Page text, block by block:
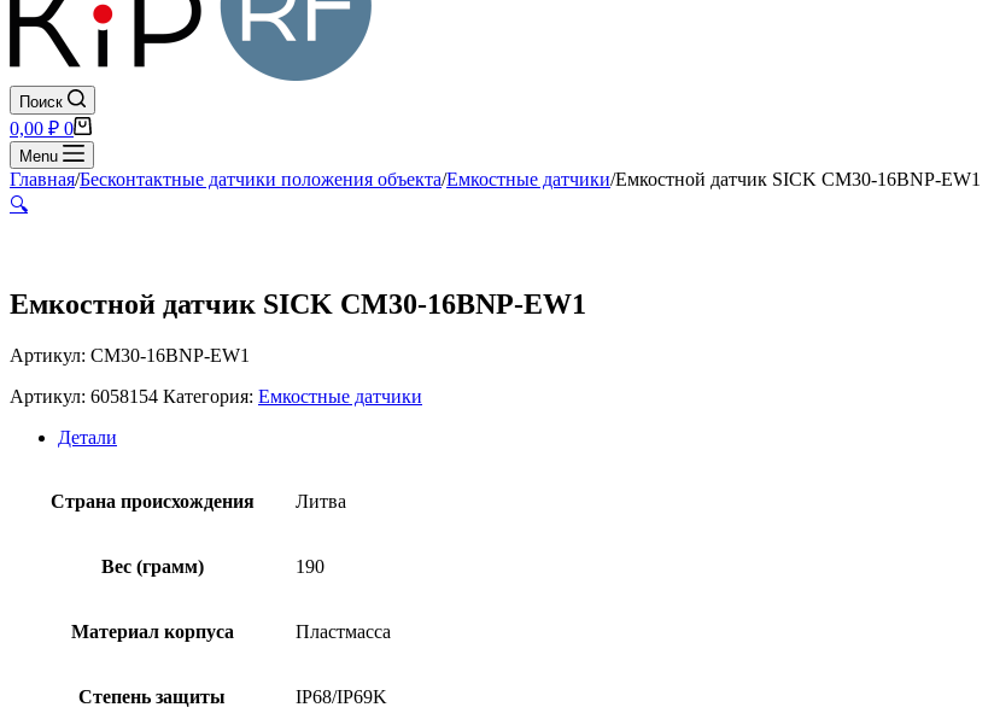
Поиск
Корзина
0,00 ₽ 0
Menu
Главная/Бесконтактные датчики положения объекта/Емкостные датчики/Емкостной датчик SICK CM30-16BNP-EW1
🔍
Емкостной датчик SICK CM30-16BNP-EW1
Артикул: CM30-16BNP-EW1
Артикул: 6058154 Категория: Емкостные датчики
Детали
Страна происхождения Литва
Вес (грамм) 190
Материал корпуса Пластмасса
Степень защиты IP68/IP69K